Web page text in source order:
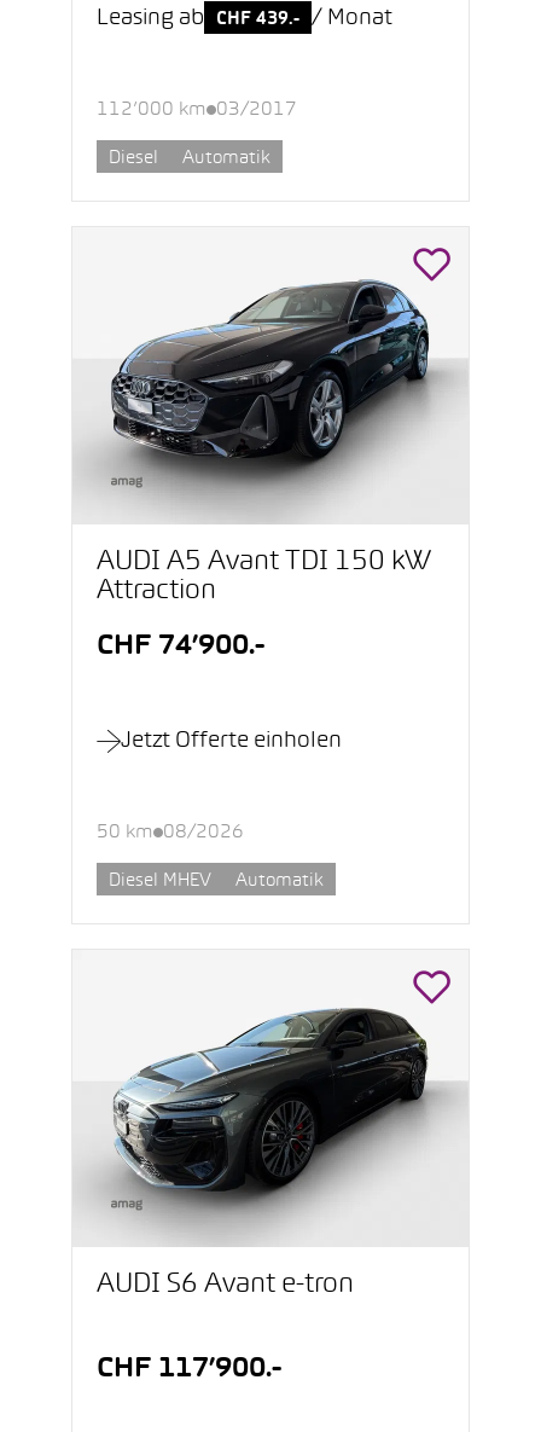
Leasing ab CHF 439.- / Monat
112’000 km 03/2017
Diesel Automatik
AUDI A5 Avant TDI 150 kW
Attraction
CHF 74’900.-
Jetzt Offerte einholen
50 km 08/2026
Diesel MHEV Automatik
AUDI S6 Avant e-tron
CHF 117’900.-